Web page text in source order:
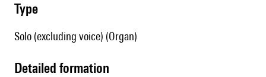
type
Solo (excluding voice) (Organ)
detailed formation